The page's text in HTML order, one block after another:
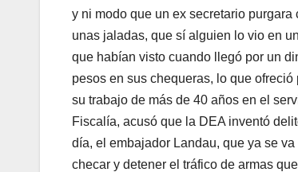
y ni modo que un ex secretario
unas jaladas, que sí alguien lo vio en
que habían visto cuando llegó por un
pesos en sus chequeras, lo que
su trabajo de más de 40 años en el
Fiscalía, acusó que la DEA inventó
día, el embajador Landau, que ya se
checar y detener el tráfico de armas